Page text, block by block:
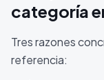
categoría
Tres razones
referencia: